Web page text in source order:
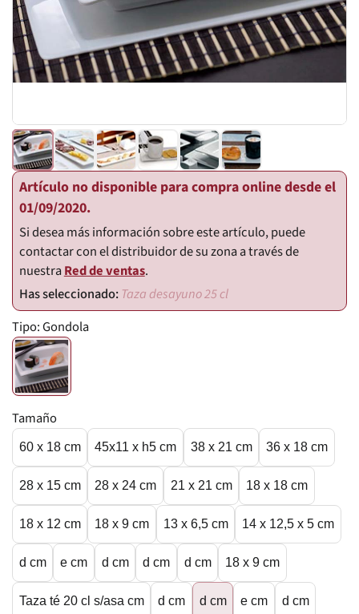
Artículo no disponible para compra online desde el
01/09/2020.
Si desea más información sobre este artículo, puede
contactar con el distribuidor de su zona a través de
nuestraRed de ventas.
Taza desayuno 25 cl
Tipo:Gondola
Tamaño
60 x 18 cm 45x11 x h5 cm 38 x 21 cm 36 x 18 cm
28 x 15 cm 28 x 24 cm 21 x 21 cm 18 x 18 cm
18 x 12 cm 18 x 9 cm 13 x 6,5 cm 14 x 12,5 x 5 cm
d cm e cm d cm d cm d cm 18 x 9 cm
Taza té 20 cl s/asa cm d cm d cm e cm d cm